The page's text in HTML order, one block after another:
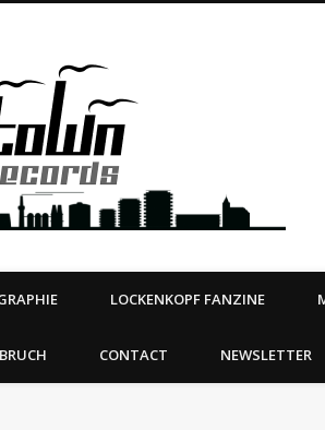
| BOOKING
LOCKENKOPF FANZINE
CONTACT NEWSLETTER